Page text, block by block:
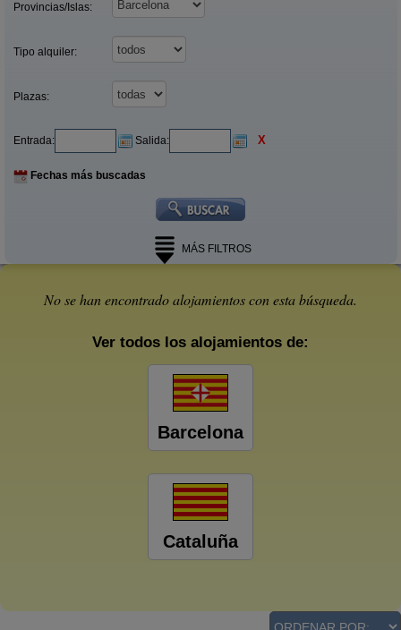
Provincias/Islas:
Tipo alquiler:
Plazas:
Entrada: Salida: X
Fechas más buscadas
MÁS FILTROS
No se han encontrado alojamientos con esta búsqueda.
Ver todos los alojamientos de:
Barcelona
Cataluña